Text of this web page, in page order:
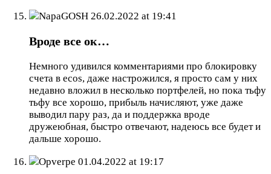
NapaGOSH 26.02.2022 at 19:41
Вроде все ок…
Немного удивился комментариями про блокировку
счета в ecos, даже настрожился, я просто сам у них
недавно вложил в несколько портфелей, но пока тьфу
тьфу все хорошо, прибыль начисляют, уже даже
выводил пару раз, да и поддержка вроде
дружеюбная, быстро отвечают, надеюсь все будет и
дальше хорошо.
Opverpe 01.04.2022 at 19:17